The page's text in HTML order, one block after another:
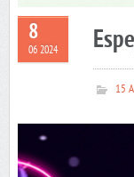
8
06 2024
15